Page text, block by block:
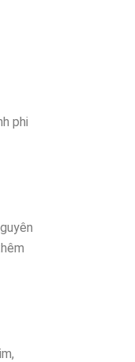
phi